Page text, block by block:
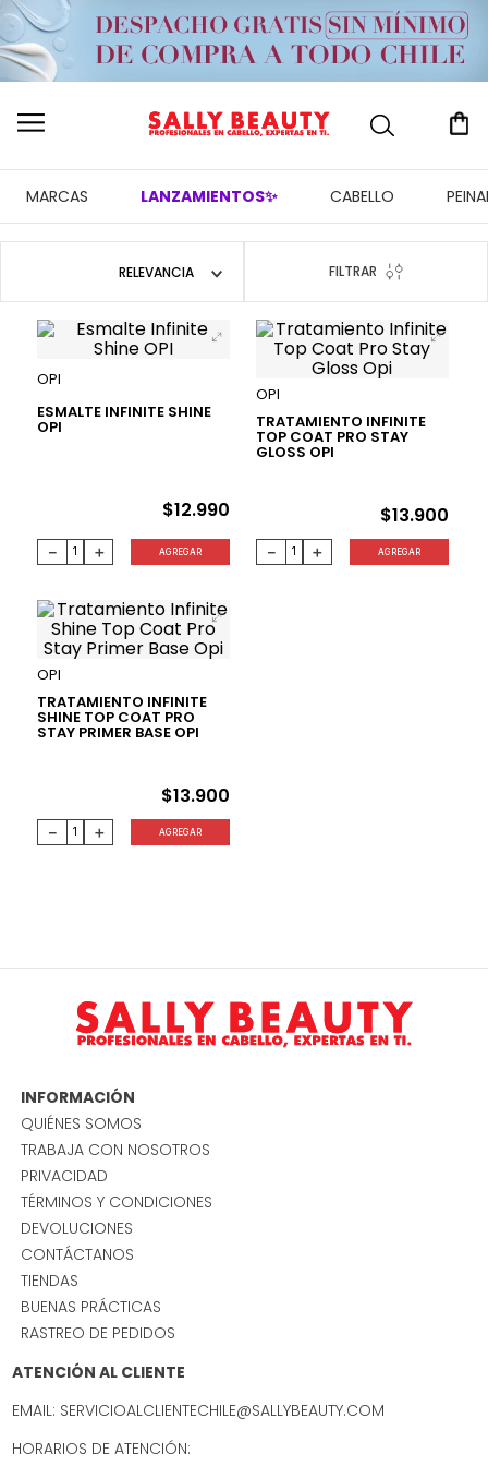
MARCAS LANZAMIENTOS✨ CABELLO
RELEVANCIA FILTRAR
OPI
ESMALTE INFINITE SHINE
OPI
$12.990
＋
－ AGREGAR
OPI
TRATAMIENTO INFINITE
TOP COAT PRO STAY
GLOSS OPI
$13.900
＋
－ AGREGAR
OPI
TRATAMIENTO INFINITE
SHINE TOP COAT PRO
STAY PRIMER BASE OPI
$13.900
＋
－ AGREGAR
INFORMACIÓN
QUIÉNES SOMOS
TRABAJA CON NOSOTROS
PRIVACIDAD
TÉRMINOS Y CONDICIONES
DEVOLUCIONES
CONTÁCTANOS
TIENDAS
BUENAS PRÁCTICAS
RASTREO DE PEDIDOS
ATENCIÓN AL CLIENTE
EMAIL: SERVICIOALCLIENTECHILE@SALLYBEAUTY.COM
HORARIOS DE ATENCIÓN: